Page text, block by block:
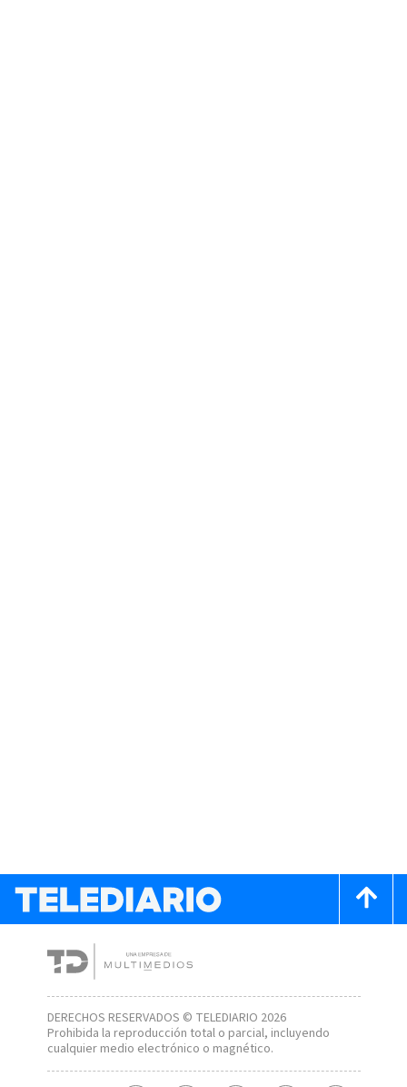
DERECHOS RESERVADOS © TELEDIARIO 2026
Prohibida la reproducción total o parcial, incluyendo
cualquier medio electrónico o magnético.